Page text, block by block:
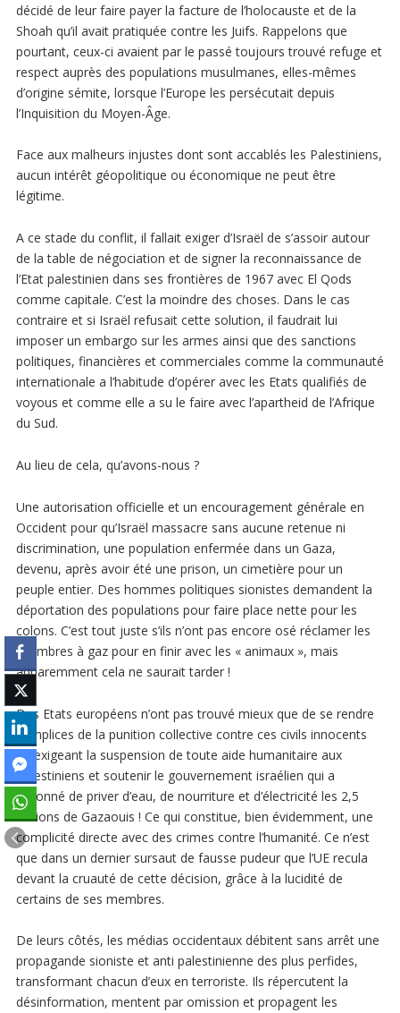
décidé de leur faire payer la facture de l’holocauste et de la
Shoah qu’il avait pratiquée contre les Juifs. Rappelons que
pourtant, ceux-ci avaient par le passé toujours trouvé refuge et
respect auprès des populations musulmanes, elles-mêmes
d’origine sémite, lorsque l’Europe les persécutait depuis
l’Inquisition du Moyen-Âge.
Face aux malheurs injustes dont sont accablés les Palestiniens,
aucun intérêt géopolitique ou économique ne peut être
légitime.
A ce stade du conflit, il fallait exiger d’Israël de s’assoir autour
de la table de négociation et de signer la reconnaissance de
l’Etat palestinien dans ses frontières de 1967 avec El Qods
comme capitale. C’est la moindre des choses. Dans le cas
contraire et si Israël refusait cette solution, il faudrait lui
imposer un embargo sur les armes ainsi que des sanctions
politiques, financières et commerciales comme la communauté
internationale a l’habitude d’opérer avec les Etats qualifiés de
voyous et comme elle a su le faire avec l’apartheid de l’Afrique
du Sud.
Au lieu de cela, qu’avons-nous ?
Une autorisation officielle et un encouragement générale en
Occident pour qu’Israël massacre sans aucune retenue ni
discrimination, une population enfermée dans un Gaza,
devenu, après avoir été une prison, un cimetière pour un
peuple entier. Des hommes politiques sionistes demandent la
déportation des populations pour faire place nette pour les
colons. C’est tout juste s’ils n’ont pas encore osé réclamer les
chambres à gaz pour en finir avec les « animaux », mais
apparemment cela ne saurait tarder !
Des Etats européens n’ont pas trouvé mieux que de se rendre
complices de la punition collective contre ces civils innocents
en exigeant la suspension de toute aide humanitaire aux
Palestiniens et soutenir le gouvernement israélien qui a
ordonné de priver d’eau, de nourriture et d’électricité les 2,5
millions de Gazaouis ! Ce qui constitue, bien évidemment, une
complicité directe avec des crimes contre l’humanité. Ce n’est
que dans un dernier sursaut de fausse pudeur que l’UE recula
devant la cruauté de cette décision, grâce à la lucidité de
certains de ses membres.
De leurs côtés, les médias occidentaux débitent sans arrêt une
propagande sioniste et anti palestinienne des plus perfides,
transformant chacun d’eux en terroriste. Ils répercutent la
désinformation, mentent par omission et propagent les